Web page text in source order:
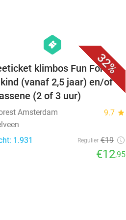
32%
hexagon
events
klimbos Fun Forest
(vanaf 2,5 jaar) en/of
(2 of 3 uur)
Amsterdam 9.7 star
1.931
Regulier €19
€12,95